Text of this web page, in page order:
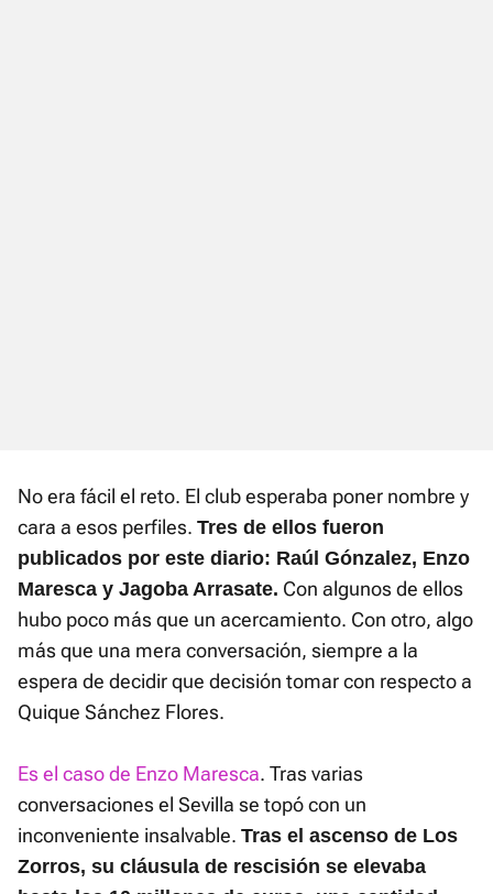
No era fácil el reto. El club esperaba poner nombre y
cara a esos perfiles. Tres de ellos fueron
publicados por este diario: Raúl Gónzalez, Enzo
Maresca y Jagoba Arrasate. Con algunos de ellos
hubo poco más que un acercamiento. Con otro, algo
más que una mera conversación, siempre a la
espera de decidir que decisión tomar con respecto a
Quique Sánchez Flores.
Es el caso de Enzo Maresca. Tras varias
conversaciones el Sevilla se topó con un
inconveniente insalvable. Tras el ascenso de Los
Zorros, su cláusula de rescisión se elevaba